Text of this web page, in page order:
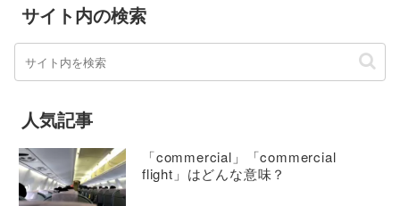
サイト内の検索
人気記事
「commercial」「commercial
flight」はどんな意味？